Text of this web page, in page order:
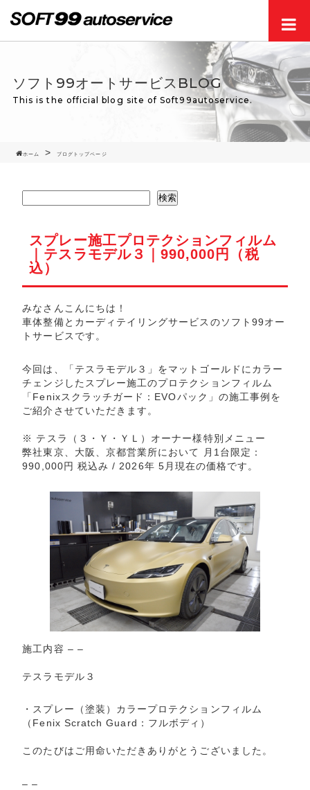
ソフト99オートサービスBLOG
This is the official blog site of Soft99autoservice.
ホーム ブログトップページ
検索
スプレー施工プロテクションフィルム
｜テスラモデル３｜990,000円（税
込）
みなさんこんにちは！
車体整備とカーディテイリングサービスのソフト99オー
トサービスです。
今回は、「テスラモデル３」をマットゴールドにカラー
チェンジしたスプレー施工のプロテクションフィルム
「Fenixスクラッチガード：EVOパック」の施工事例を
ご紹介させていただきます。
※ テスラ（３・Ｙ・ＹＬ）オーナー様特別メニュー
弊社東京、大阪、京都営業所において 月1台限定：
990,000円 税込み / 2026年 5月現在の価格です。
施工内容 – –
テスラモデル３
・スプレー（塗装）カラープロテクションフィルム
（Fenix Scratch Guard：フルボディ）
このたびはご用命いただきありがとうございました。
– –